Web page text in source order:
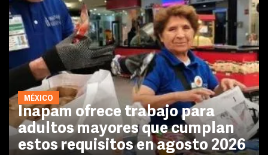
MÉXICO
Inapam ofrece trabajo para
adultos mayores que cumplan
estos requisitos en agosto 2026